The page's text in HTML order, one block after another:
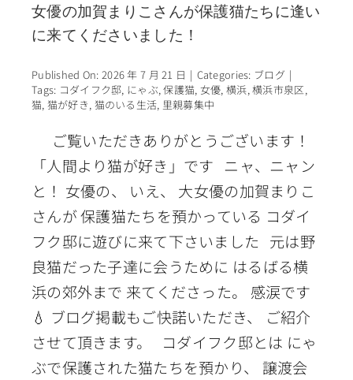
女優の加賀まりこさんが保護猫たちに逢い
に来てくださいました！
Published On: 2026 年 7 月 21 日 | Categories: ブログ |
Tags: コダイフク邸, にゃぶ,保護猫, 女優,横浜,横浜市泉区,
猫, 猫が好き, 猫のいる生活, 里親募集中
ご覧いただきありがとうございます！
「人間より猫が好き」です ニャ、ニャン
と！ 女優の、 いえ、 大女優の加賀まりこ
さんが 保護猫たちを預かっている コダイ
フク邸に遊びに来て下さいました 元は野
良猫だった子達に会うために はるばる横
浜の郊外まで 来てくださった。 感涙です
💧 ブログ掲載もご快諾いただき、 ご紹介
させて頂きます。 コダイフク邸とは にゃ
ぶで保護された猫たちを預かり、 譲渡会